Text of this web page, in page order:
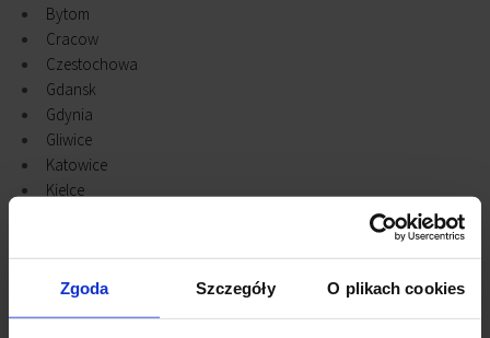
Zgoda Szczegóły O plikach cookies
Bytom
Cracow
Czestochowa
Gdansk
Gdynia
Gliwice
Katowice
Kielce
Lodz
Lublin
Olsztyn